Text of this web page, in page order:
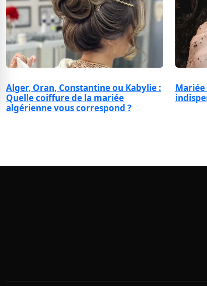
Alger, Oran, Constantine ou Kabylie :
Quelle coiffure de la mariée
algérienne vous correspond ?
Mariée